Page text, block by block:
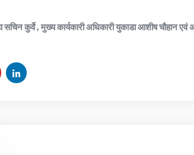
सचिन कुर्वे , मुख्य कार्यकारी अधिकारी युकाडा आशीष चौहान एवं